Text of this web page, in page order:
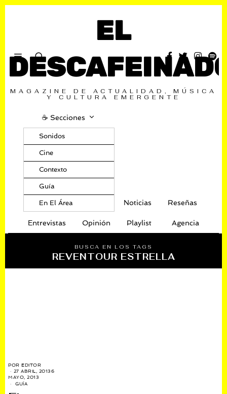
EL
MAGAZINE DE ACTUALIDAD, MÚSICA
Y CULTURA EMERGENTE
☕️ Secciones
Sonidos
Cine
Contexto
Guía
En El Área Noticias Reseñas
Entrevistas Opinión Playlist Agencia
BUSCA EN LOS TAGS
REVENTOUR ESTRELLA
POREDITOR
27 ABRIL, 2013 6
MAYO, 2013
GUÍA